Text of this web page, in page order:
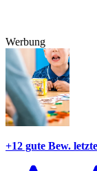
Werbung
+12 gute Bew.